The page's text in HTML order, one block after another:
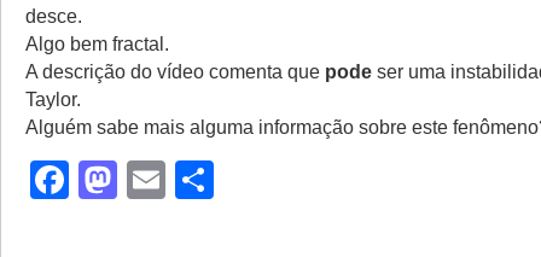
desce.
Algo bem fractal.
A descrição do vídeo comenta que pode ser uma
Taylor.
Alguém sabe mais alguma informação sobre este
Facebook
Mastodon
Email